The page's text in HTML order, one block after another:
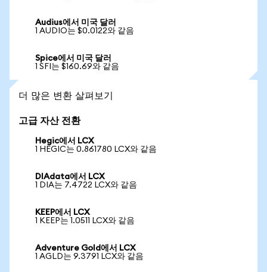
Audius에서 미국 달러
1 AUDIO는 $0.0122와 같음
Spice에서 미국 달러
1 SFI는 $160.69와 같음
더 많은 변환 살펴보기
고급 자산 전환
Hegic에서 LCX
1 HEGIC는 0.861780 LCX와 같음
DIAdata에서 LCX
1 DIA는 7.4722 LCX와 같음
KEEP에서 LCX
1 KEEP는 1.0511 LCX와 같음
Adventure Gold에서 LCX
1 AGLD는 9.3791 LCX와 같음